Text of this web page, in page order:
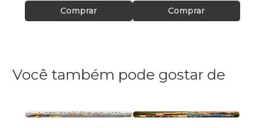
Comprar Comprar
Você também pode gostar de